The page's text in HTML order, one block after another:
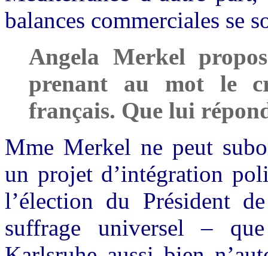
balances commerciales se
Angela Merkel
prenant au mot le
français. Que lui
Mme Merkel ne peut
un projet d’intégration
l’élection du Président
suffrage universel –